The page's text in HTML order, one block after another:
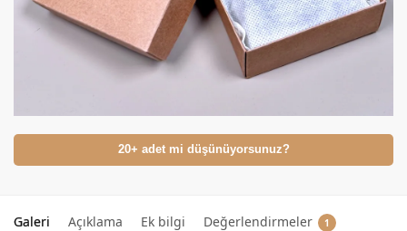
20+ adet mi düşünüyorsunuz?
Galeri Açıklama Ek bilgi Değerlendirmeler 1